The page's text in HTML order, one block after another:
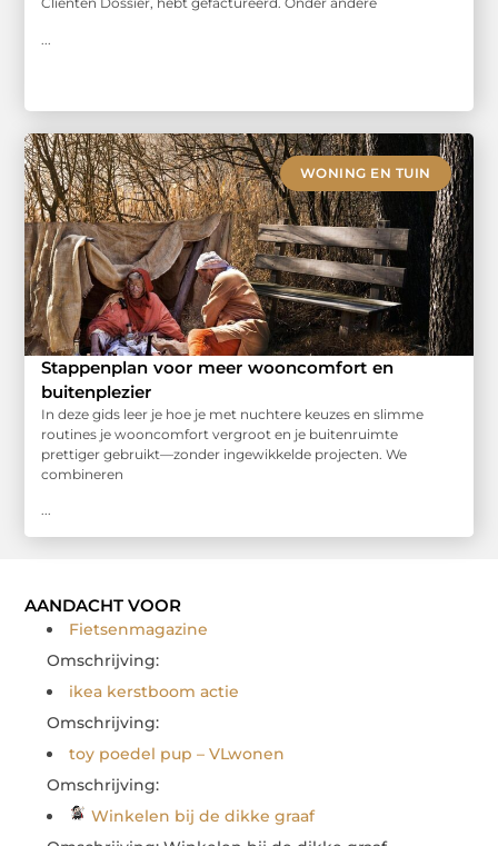
WONING EN TUIN
Stappenplan voor meer wooncomfort en
buitenplezier
In deze gids leer je hoe je met nuchtere keuzes en slimme
routines je wooncomfort vergroot en je buitenruimte
prettiger gebruikt—zonder ingewikkelde projecten. We
combineren
...
AANDACHT VOOR
Fietsenmagazine
Omschrijving:
ikea kerstboom actie
Omschrijving:
toy poedel pup – VLwonen
Omschrijving:
Winkelen bij de dikke graaf